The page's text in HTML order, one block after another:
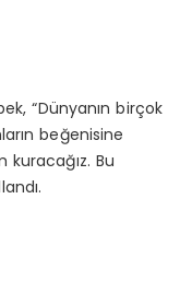
“Dünyanın birçok
beğenisine
kuracağız. Bu